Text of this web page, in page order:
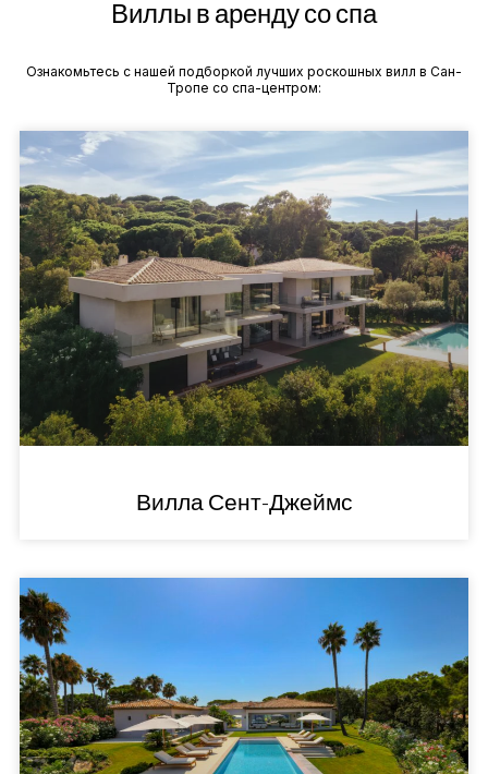
Виллы в аренду со спа
Ознакомьтесь с нашей подборкой лучших роскошных вилл в Сан-
Тропе со спа-центром:
Вилла Сент-Джеймс